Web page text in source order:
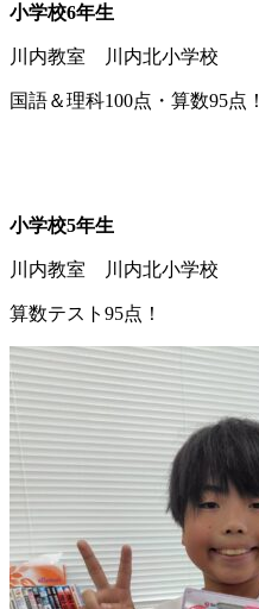
小学校6年生
川内教室 川内北小学校
国語＆理科100点・算数95点！
小学校5年生
川内教室 川内北小学校
算数テスト95点！